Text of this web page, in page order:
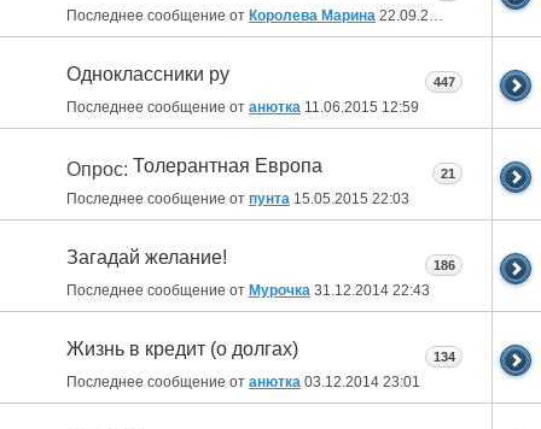
Последнее сообщение от Королева Марина 22.09.2015
Одноклассники ру
Последнее сообщение от анютка 11.06.2015 12:59
447
Опрос: Толерантная Европа
Последнее сообщение от пунта 15.05.2015 22:03
21
Загадай желание!
Последнее сообщение от Мурочка 31.12.2014 22:43
186
Жизнь в кредит (о долгах)
Последнее сообщение от анютка 03.12.2014 23:01
134